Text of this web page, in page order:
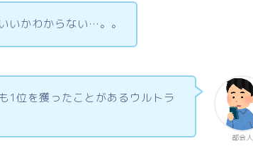
いかわからない…。。
都会人
1位を獲ったことがあるウルトラ